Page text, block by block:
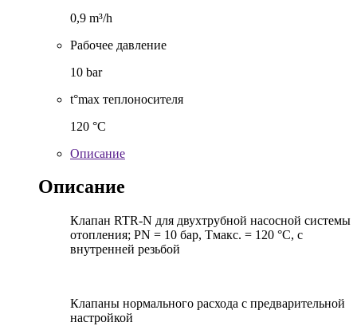
0,9 m³/h
Рабочее давление
10 bar
t°max теплоносителя
120 °C
Описание
Описание
Клапан RTR-N для двухтрубной насосной системы
отопления; PN = 10 бар, Тмакс. = 120 °С, с
внутренней резьбой
Клапаны нормального расхода с предварительной
настройкой